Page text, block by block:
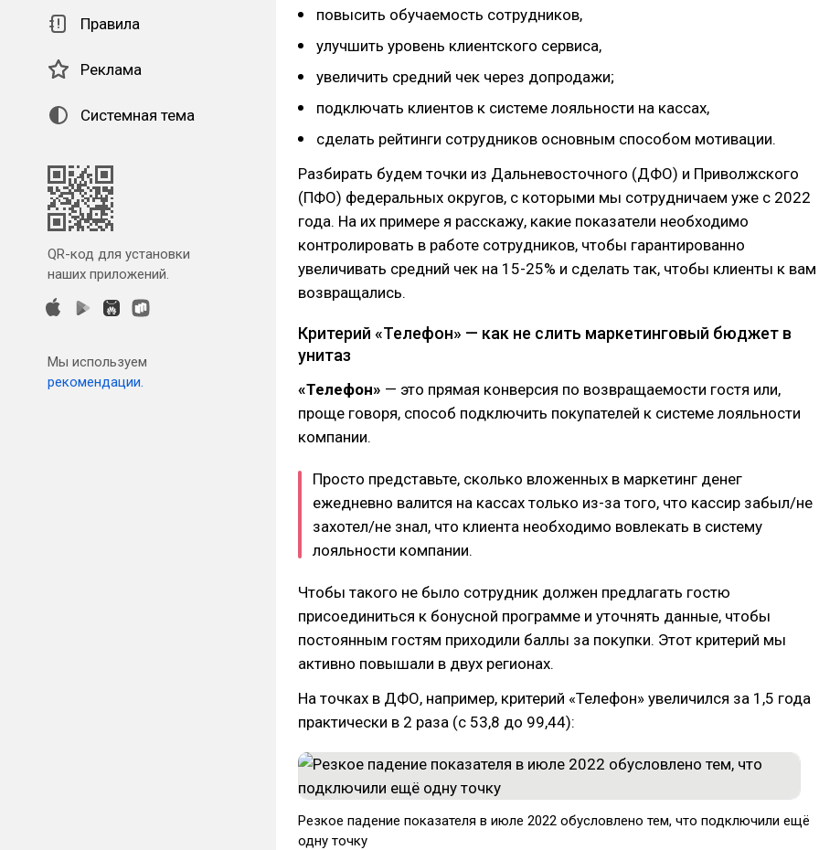
Правила
Реклама
Системная тема
QR-код для установки
наших приложений.
Мы используем
рекомендации.
повысить обучаемость сотрудников,
улучшить уровень клиентского сервиса,
увеличить средний чек через допродажи;
подключать клиентов к системе лояльности на кассах,
сделать рейтинги сотрудников основным способом мотивации.
Разбирать будем точки из Дальневосточного (ДФО) и Приволжского
(ПФО) федеральных округов, с которыми мы сотрудничаем уже с 2022
года. На их примере я расскажу, какие показатели необходимо
контролировать в работе сотрудников, чтобы гарантированно
увеличивать средний чек на 15-25% и сделать так, чтобы клиенты к вам
возвращались.
Критерий «Телефон» — как не слить маркетинговый бюджет в
унитаз
«Телефон» — это прямая конверсия по возвращаемости гостя или,
проще говоря, способ подключить покупателей к системе лояльности
компании.
Просто представьте, сколько вложенных в маркетинг денег
ежедневно валится на кассах только из-за того, что кассир забыл/не
захотел/не знал, что клиента необходимо вовлекать в систему
лояльности компании.
Чтобы такого не было сотрудник должен предлагать гостю
присоединиться к бонусной программе и уточнять данные, чтобы
постоянным гостям приходили баллы за покупки. Этот критерий мы
активно повышали в двух регионах.
На точках в ДФО, например, критерий «Телефон» увеличился за 1,5 года
практически в 2 раза (с 53,8 до 99,44):
Резкое падение показателя в июле 2022 обусловлено тем, что подключили ещё
одну точку